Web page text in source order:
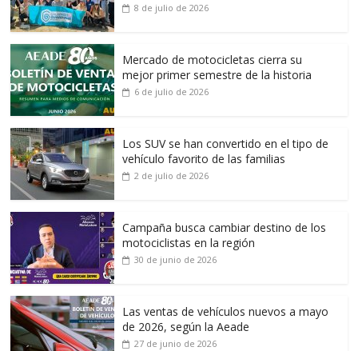
8 de julio de 2026
Mercado de motocicletas cierra su
mejor primer semestre de la historia
6 de julio de 2026
Los SUV se han convertido en el tipo de
vehículo favorito de las familias
2 de julio de 2026
Campaña busca cambiar destino de los
motociclistas en la región
30 de junio de 2026
Las ventas de vehículos nuevos a mayo
de 2026, según la Aeade
27 de junio de 2026